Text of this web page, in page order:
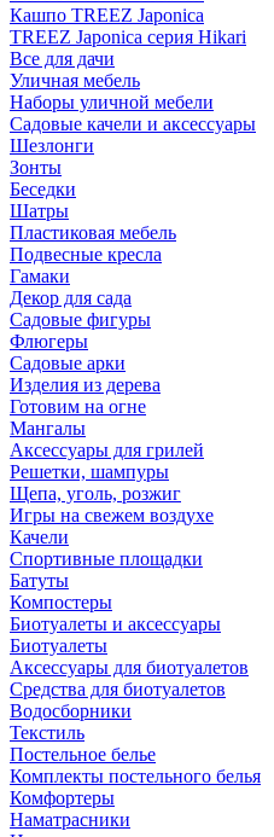
Кашпо TREEZ Japonica
TREEZ Japonica серия Hikari
Все для дачи
Уличная мебель
Наборы уличной мебели
Садовые качели и аксессуары
Шезлонги
Зонты
Беседки
Шатры
Пластиковая мебель
Подвесные кресла
Гамаки
Декор для сада
Садовые фигуры
Флюгеры
Садовые арки
Изделия из дерева
Готовим на огне
Мангалы
Аксессуары для грилей
Решетки, шампуры
Щепа, уголь, розжиг
Игры на свежем воздухе
Качели
Спортивные площадки
Батуты
Компостеры
Биотуалеты и аксессуары
Биотуалеты
Аксессуары для биотуалетов
Средства для биотуалетов
Водосборники
Текстиль
Постельное белье
Комплекты постельного белья
Комфортеры
Наматрасники